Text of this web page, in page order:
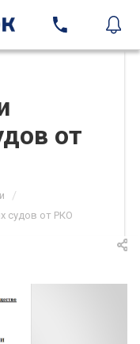
от
/
судов от РКО